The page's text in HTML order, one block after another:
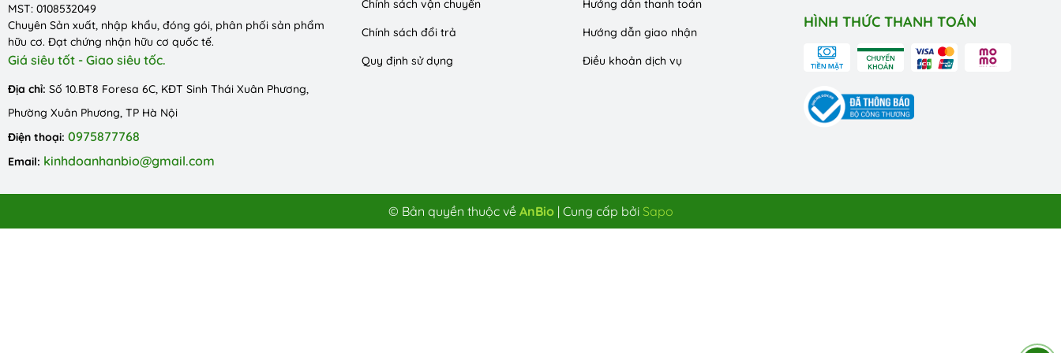
MST: 0108532049
Chuyên Sản xuất, nhập khẩu, đóng gói, phân phối sản phẩm
hữu cơ. Đạt chứng nhận hữu cơ quốc tế.
Giá siêu tốt - Giao siêu tốc.
Địa chỉ: Số 10.BT8 Foresa 6C, KĐT Sinh Thái Xuân Phương,
Phường Xuân Phương, TP Hà Nội
Điện thoại: 0975877768
Email: kinhdoanhanbio@gmail.com
Chính sách vận chuyển
Chính sách đổi trả
Quy định sử dụng
Hướng dẫn thanh toán
Hướng dẫn giao nhận
Điều khoản dịch vụ
HÌNH THỨC THANH TOÁN
© Bản quyền thuộc về AnBio | Cung cấp bởi Sapo